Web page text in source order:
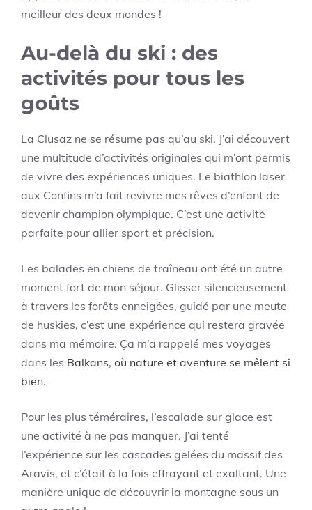
meilleur des deux mondes !
Au-delà du ski : des
activités pour tous les
goûts
La Clusaz ne se résume pas qu’au ski. J’ai découvert
une multitude d’activités originales qui m’ont permis
de vivre des expériences uniques. Le biathlon laser
aux Confins m’a fait revivre mes rêves d’enfant de
devenir champion olympique. C’est une activité
parfaite pour allier sport et précision.
Les balades en chiens de traîneau ont été un autre
moment fort de mon séjour. Glisser silencieusement
à travers les forêts enneigées, guidé par une meute
de huskies, c’est une expérience qui restera gravée
dans ma mémoire. Ça m’a rappelé mes voyages
dans les Balkans, où nature et aventure se mêlent si
bien.
Pour les plus téméraires, l’escalade sur glace est
une activité à ne pas manquer. J’ai tenté
l’expérience sur les cascades gelées du massif des
Aravis, et c’était à la fois effrayant et exaltant. Une
manière unique de découvrir la montagne sous un